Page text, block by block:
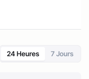
24 Heures 7 Jours